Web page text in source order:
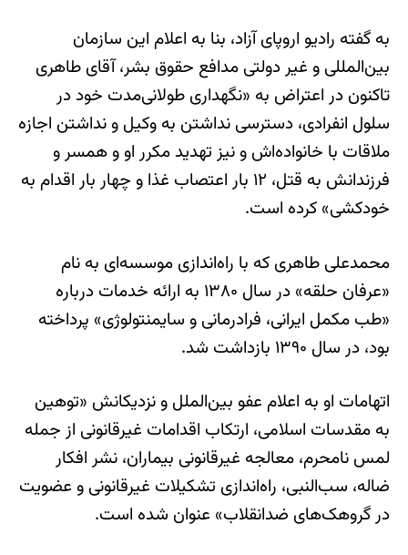
به گفته رادیو اروپای آزاد، بنا به اعلام اين سازمان
بين‌المللی و غير دولتی مدافع حقوق بشر، آقای طاهری
تاکنون در اعتراض به «نگهداری طولانی‌مدت خود در
سلول انفرادی، دسترسی نداشتن به وکيل و نداشتن اجازه
ملاقات با خانواده‌اش و نيز تهديد مکرر او و همسر و
فرزندانش به قتل، ۱۲ بار اعتصاب غذا و چهار بار اقدام به
خودکشی» کرده است.
محمدعلی طاهری که با راه‌اندازی موسسه‌ای به نام
«عرفان حلقه» در سال ۱۳۸۰ به ارائه خدمات درباره
«طب مکمل ايرانی، فرادرمانی و سايمنتولوژی» پرداخته
بود، در سال ۱۳۹۰ بازداشت شد.
اتهامات او به اعلام عفو بين‌الملل و نزديکانش «توهين
به مقدسات اسلامی، ارتکاب اقدامات غيرقانونی از جمله
لمس نامحرم، معالجه غيرقانونی بيماران، نشر افکار
ضاله، سب‌النبی، راه‌اندازی تشکيلات غيرقانونی و عضويت
در گروهک‌های ضدانقلاب» عنوان شده است.